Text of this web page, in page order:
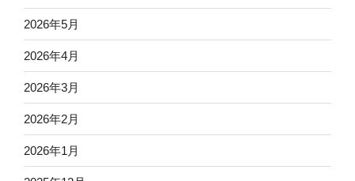
2026年5月
2026年4月
2026年3月
2026年2月
2026年1月